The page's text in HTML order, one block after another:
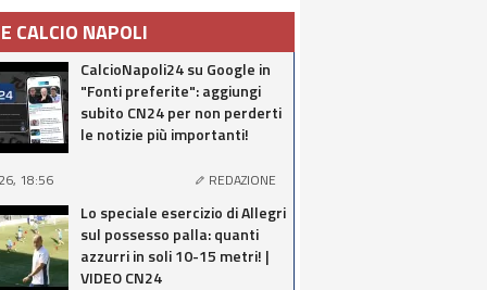
CALCIO NAPOLI
CalcioNapoli24 su Google in
"Fonti preferite": aggiungi
subito CN24 per non perderti
le notizie più importanti!
18:56 REDAZIONE
Lo speciale esercizio di Allegri
sul possesso palla: quanti
azzurri in soli 10-15 metri! |
VIDEO CN24